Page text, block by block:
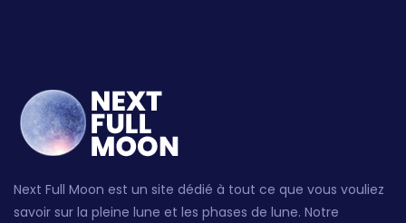
Next Full Moon est un site dédié à tout ce que vous vouliez
savoir sur la pleine lune et les phases de lune. Notre